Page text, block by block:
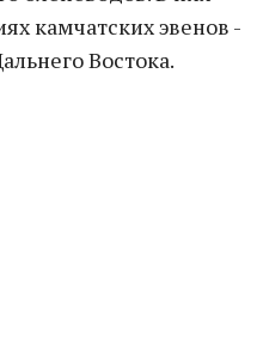
камчатских эвенов -
Востока.